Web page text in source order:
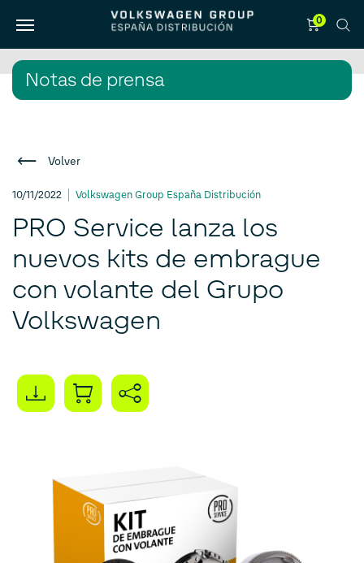
0
Notas de prensa
Volver
10/11/2022 Volkswagen Group España Distribución
PRO Service lanza los
nuevos kits de embrague
con volante del Grupo
Volkswagen